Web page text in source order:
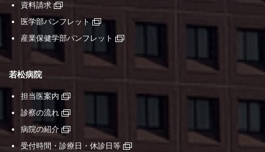
資料請求
医学部パンフレット
産業保健学部パンフレット
若松病院
担当医案内
診察の流れ
病院の紹介
受付時間・診療日・休診日等